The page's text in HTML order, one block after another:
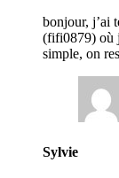
bonjour, j’ai
(fifi0879) où
simple, on
Sylvie